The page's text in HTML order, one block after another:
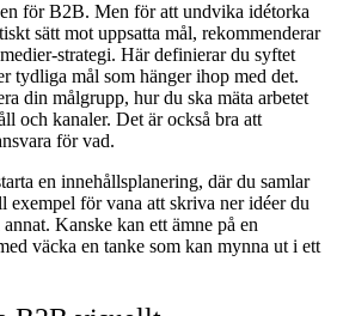
för B2B. Men för att undvika idétorka
sätt mot uppsatta mål, rekommenderar
strategi. Här definierar du syftet
tydliga mål som hänger ihop med det.
din målgrupp, hur du ska mäta arbetet
och kanaler. Det är också bra att
för vad.
en innehållsplanering, där du samlar
för vana att skriva ner idéer du
Kanske kan ett ämne på en
väcka en tanke som kan mynna ut i ett